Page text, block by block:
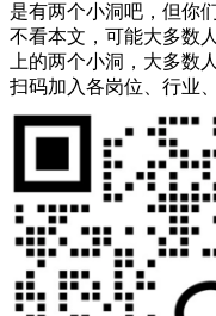
是有两个小洞吧，但你
不看本文，可能大多数
上的两个小洞，大多数
扫码加入各岗位、行业